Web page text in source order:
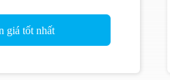
giá tốt nhất